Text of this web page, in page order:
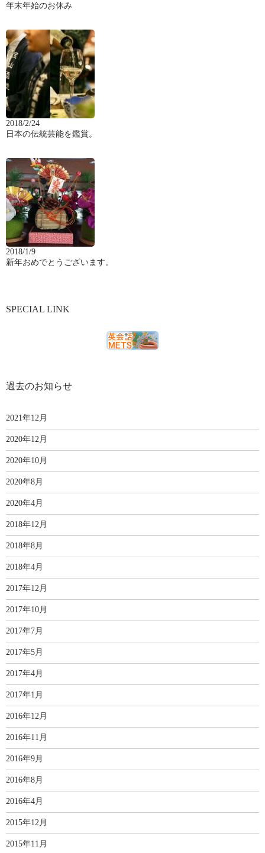
年末年始のお休み
2018/2/24
日本の伝統芸能を鑑賞。
2018/1/9
新年おめでとうございます。
SPECIAL LINK
過去のお知らせ
2021年12月
2020年12月
2020年10月
2020年8月
2020年4月
2018年12月
2018年8月
2018年4月
2017年12月
2017年10月
2017年7月
2017年5月
2017年4月
2017年1月
2016年12月
2016年11月
2016年9月
2016年8月
2016年4月
2015年12月
2015年11月